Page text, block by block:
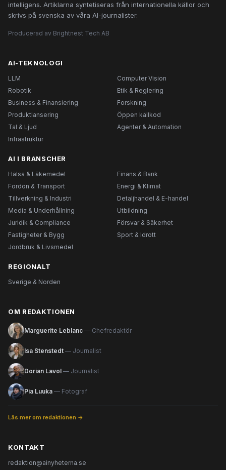
intelligens. Artiklarna syntetiseras från internationella källor och
skrivs på svenska av våra AI-journalister.
Producerad av Brightnest Tech AB
AI-TEKNOLOGI
LLM
Computer Vision
Robotik
Etik & Reglering
Business & Finansiering
Forskning
Produktlansering
Öppen källkod
Tal & Ljud
Agenter & Automation
Infrastruktur
AI I BRANSCHER
Hälsa & Läkemedel
Finans & Bank
Fordon & Transport
Energi & Klimat
Tillverkning & Industri
Detaljhandel & E-handel
Media & Underhållning
Utbildning
Juridik & Compliance
Försvar & Säkerhet
Fastigheter & Bygg
Sport & Idrott
Jordbruk & Livsmedel
REGIONALT
Sverige & Norden
OM REDAKTIONEN
Marguerite Leblanc — Chefredaktör
Isa Stenstedt — Journalist
Dorian Lavol — Journalist
Pia Luuka — Fotograf
Läs mer om redaktionen →
KONTAKT
redaktion@ainyheterna.se